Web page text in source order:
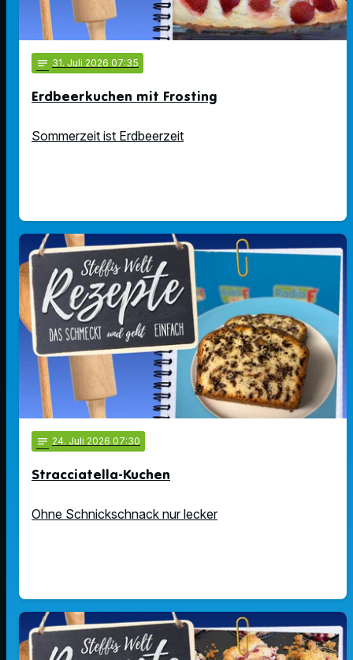
notes 31. Juli 2026 07:35
Erdbeerkuchen mit Frosting
Sommerzeit ist Erdbeerzeit
notes 24. Juli 2026 07:30
Stracciatella-Kuchen
Ohne Schnickschnack nur lecker